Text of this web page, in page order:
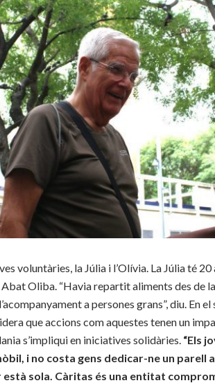
voluntàries, la Júlia i l’Olívia. La Júlia té
Oliba. “Havia repartit aliments des de
a persones grans”, diu. En el
que accions com aquestes tenen un
s’impliqui en iniciatives solidàries. “Els
i no costa gens dedicar-ne un parell
sola. Càritas és una entitat